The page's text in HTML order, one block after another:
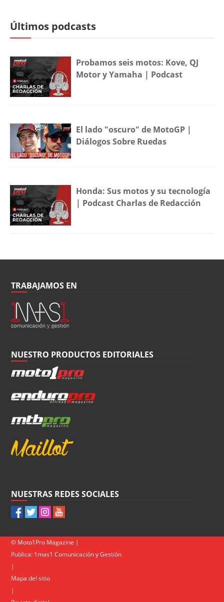
Últimos podcasts
Probamos seis motos: Kove, QJ
Motor y Yamaha | Podcast
El lado "oscuro" de MotoGP |
Diálogos Sobre Ruedas
Honda: Sus motos y su tecnología
| Podcast Charlas de Redacción
TRABAJAMOS EN
NUESTRO PRODUCTOS EDITORIALES
NUESTRAS REDES SOCIALES
© Moto1Pro Magazine |
Publica: 1mas1 Comunicación y Gestión
|
Mapa del sitio
|